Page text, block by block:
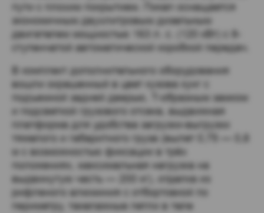
пути с плохим покрытием. Пикап оснащается
экономичным двухлитровым дизельным
двигателем мощностью 163 л. с. (120 кВт) с 8-
ступенчатой автоматической коробкой передач.
В комплект дополнительного оборудования
вошли окрашенный в цвет кузова кунг с
подъемной задней дверью, T-образным замком
и подсветкой грузового отсека, выдвижная
платформа для удобства загрузки-выгрузки
тяжелого и габаритного груза (вылет 0,75 — 0,8
м с возможностью фиксации в трёх
положениях, максимальная нагрузка на
выдвинутую часть — 200 кг), отделка из
рифленого алюминия с отбортовкой по
периметру, такелажные петли в теле